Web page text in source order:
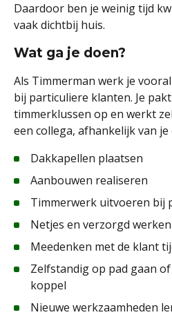
Daardoor ben je weinig tijd
vaak dichtbij huis.
Wat ga je doen?
Als Timmerman werk je
bij particuliere klanten. Je
timmerklussen op en werkt
een collega, afhankelijk van
Dakkapellen plaatsen
Aanbouwen realiseren
Timmerwerk uitvoeren bij
Netjes en verzorgd
Meedenken met de klant
Zelfstandig op pad gaan
koppel
Nieuwe werkzaamheden